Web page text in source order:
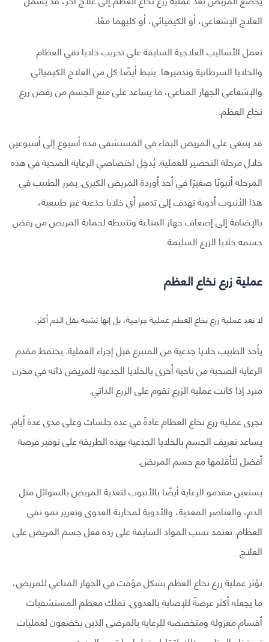
العلاج الإشعاعي، أو الكيميائي، أو كليهما معًا.
تعمل الأساليب العلاجية السابقة على تخريب خلايا نقي العظام
والخلايا السرطانية وتدميرها. يثبط أيضًا كل من العلاج الكيميائي
والإشعاعي الجهاز المناعي، ما يساعد على منع الجسم من رفض زرع
نخاع العظم.
قد ينبغي على المريض البقاء في المستشفى مدة أسبوع إلى أسبوعين
خلال مرحلة التحضير للعملية. يُدخِل اختصاصي الرعاية الصحية في هذه
المرحلة أنبوبًا صغيرًا في أحد أوردة المريض الكبرى. يمرر الطبيب في
هذا الأنبوب أدوية تهدف إلى تدمير أي خلايا جذعية غير طبيعية،
بالإضافة إلى إضعاف جهاز المناعة وتثبيطه لحماية المريض من رفض
جسمه خلايا الزرع السليمة.
عملية زرع نخاع العظم
لا تعد عملية زرع نخاع العظم عملية جراحية، بل إنها تشبه نقل الدم أكثر.
يأخذ الطبيب خلايا جذعية من المتبرع قبل إجراء العملية. يحتفظ مقدم
الرعاية الصحية من ناحية أخرى بالخلايا الجذعية للمريض ذاته في مخزن
مبرد إذا كانت عملية الزرع تقوم على الزرع الذاتي.
تجرى عملية زرع نخاع العظام عادةً في عدة جلسات وعلى مدى عدة أيام.
يساعد تعريف الجسم بالخلايا الجذعية بهذه الطريقة على توفير فرصة
أفضل لتأقلمها مع جسم المريض.
يستعين مقدمو الرعاية أيضًا بالأنبوب لتغذية المريض بالسوائل مثل
الدم، والعناصر المغذية، والأدوية لمحاربة العدوى وتعزيز نمو نقي
العظام. تعتمد نسب المواد السابقة على ردة فعل جسم المريض على
العلاج
تؤثر عملية زرع نخاع العظم بشكل مؤقت في الجهاز المناعي للمريض،
ما يجعله أكثر عرضةً للإصابة بالعدوى. تملك معظم المستشفيات
أقسام معزولة ومتخصصة للرعاية بالمرضى الذين يخضعون لعمليات